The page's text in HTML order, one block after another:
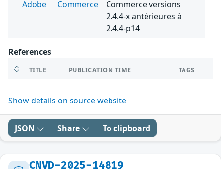
Adobe Commerce
Commerce versions
2.4.4-x antérieures à
2.4.4-p14
References
TITLE PUBLICATION TIME TAGS
Show details on source website
JSON Share To clipboard
CNVD-2025-14819